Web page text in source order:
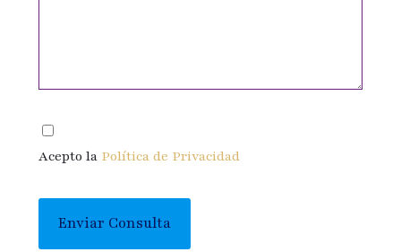
Acepto la Política de Privacidad